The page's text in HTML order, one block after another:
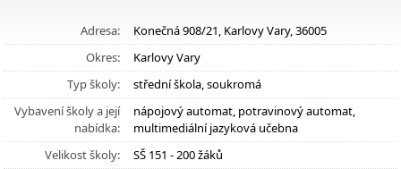
Adresa:
Konečná 908/21, Karlovy Vary, 36005
Okres:
Karlovy Vary
Typ školy:
střední škola, soukromá
Vybavení školy a její
nabídka:
nápojový automat, potravinový automat,
multimediální jazyková učebna
Velikost školy:
SŠ 151 - 200 žáků